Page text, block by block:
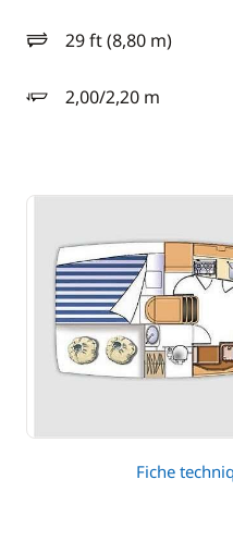
29 ft (8,80 m)
longueur
2,00/2,20 m
tirant d'eau
Fiche